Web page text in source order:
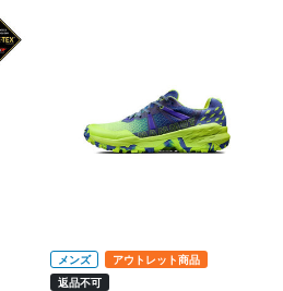
メンズ
アウトレット商品
返品不可